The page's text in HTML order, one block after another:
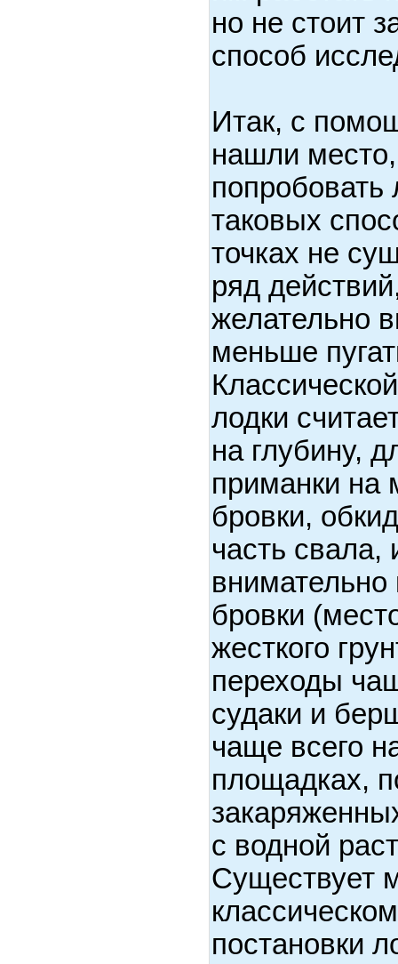
но не стоит
способ
Итак, с
нашли
попробовать
таковых
точках не
ряд
желательно
меньше
лодки
на глубину,
приманки на
бровки,
часть свала,
бровки
жесткого
переходы
судаки и
чаще всего
площадках,
с водной
Существует
постановки